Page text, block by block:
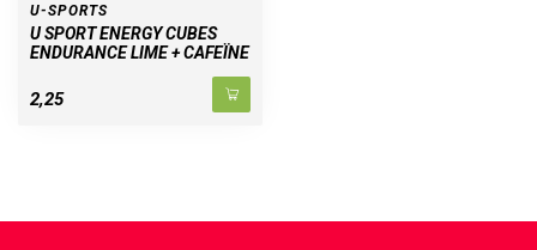
U-SPORTS
U SPORT ENERGY CUBES
ENDURANCE LIME + CAFEÏNE
2,25